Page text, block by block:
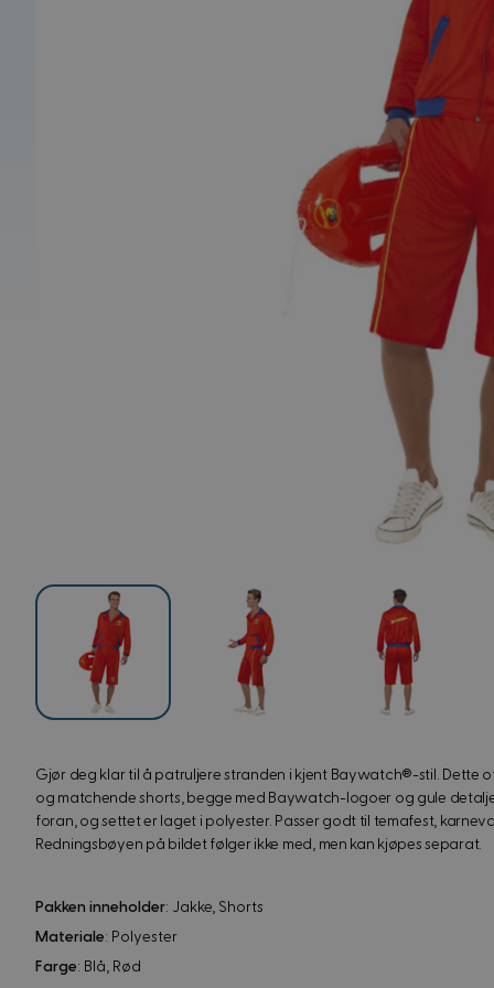
View image View image View image
Gjør deg klar til å patruljere stranden i kjent Baywatch®-stil. Dette
og matchende shorts, begge med Baywatch-logoer og gule
foran, og settet er laget i polyester. Passer godt til temafest,
Redningsbøyen på bildet følger ikke med, men kan kjøpes separat.
Pakken inneholder: Jakke, Shorts
Materiale: Polyester
Farge: Blå, Rød